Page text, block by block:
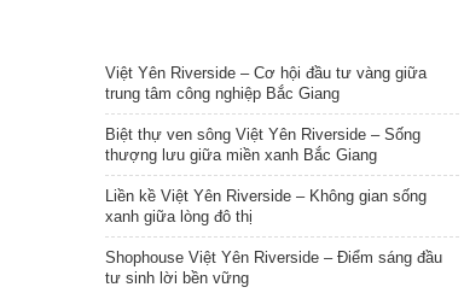
Việt Yên Riverside – Cơ hội đầu tư vàng giữa
trung tâm công nghiệp Bắc Giang
Biệt thự ven sông Việt Yên Riverside – Sống
thượng lưu giữa miền xanh Bắc Giang
Liền kề Việt Yên Riverside – Không gian sống
xanh giữa lòng đô thị
Shophouse Việt Yên Riverside – Điểm sáng đầu
tư sinh lời bền vững